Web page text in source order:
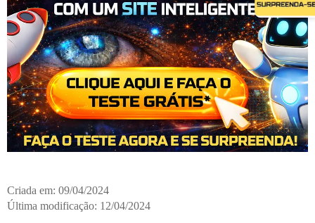
Criada em: 09/04/2024
Última modificação: 12/04/2024